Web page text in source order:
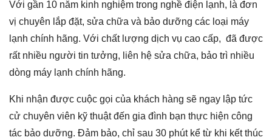
Với gần 10 năm kinh nghiệm trong nghề điện lạnh, là đơn
vị chuyên lắp đặt, sửa chữa và bảo dưỡng các loại máy
lạnh chính hãng. Với chất lượng dịch vụ cao cấp, đã được
rất nhiều người tin tưởng, liên hệ sửa chữa, bảo trì nhiều
dòng máy lạnh chính hãng.
Khi nhận được cuộc gọi của khách hàng sẽ ngay lập tức
cử chuyên viên kỹ thuật đến gia đình bạn thực hiện công
tác bảo dưỡng. Đảm bảo, chỉ sau 30 phút kể từ khi kết thúc